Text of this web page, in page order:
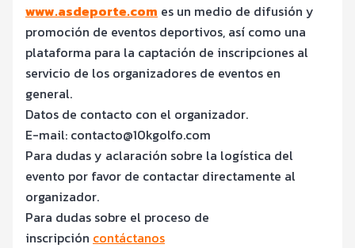
www.asdeporte.com es un medio de difusión y
promoción de eventos deportivos, así como una
plataforma para la captación de inscripciones al
servicio de los organizadores de eventos en
general.
Datos de contacto con el organizador.
E-mail: contacto@10kgolfo.com
Para dudas y aclaración sobre la logística del
evento por favor de contactar directamente al
organizador.
Para dudas sobre el proceso de
inscripción contáctanos